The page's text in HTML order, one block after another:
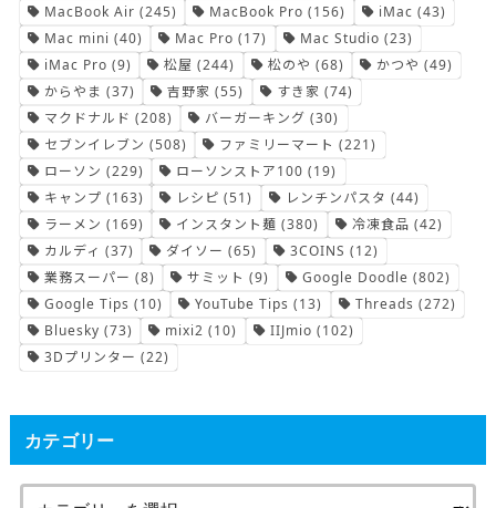
MacBook Air (245) MacBook Pro (156) iMac (43)
Mac mini (40) Mac Pro (17) Mac Studio (23)
iMac Pro (9) 松屋 (244) 松のや (68) かつや (49)
からやま (37) 吉野家 (55) すき家 (74)
マクドナルド (208) バーガーキング (30)
セブンイレブン (508) ファミリーマート (221)
ローソン (229) ローソンストア100 (19)
キャンプ (163) レシピ (51) レンチンパスタ (44)
ラーメン (169) インスタント麺 (380) 冷凍食品 (42)
カルディ (37) ダイソー (65) 3COINS (12)
業務スーパー (8) サミット (9) Google Doodle (802)
Google Tips (10) YouTube Tips (13) Threads (272)
Bluesky (73) mixi2 (10) IIJmio (102)
3Dプリンター (22)
カテゴリー